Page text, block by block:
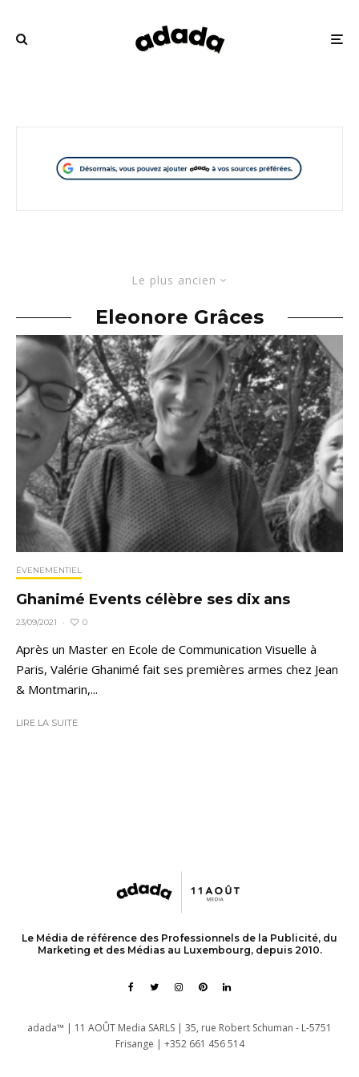
Le plus ancien
Eleonore Grâces
ÉVENEMENTIEL
Ghanimé Events célèbre ses dix ans
23/09/2021 · 0
Après un Master en Ecole de Communication Visuelle à
Paris, Valérie Ghanimé fait ses premières armes chez Jean
& Montmarin,...
LIRE LA SUITE
Le Média de référence des Professionnels de la Publicité, du
Marketing et des Médias au Luxembourg, depuis 2010.
adada™ | 11 AOÛT Media SARLS | 35, rue Robert Schuman - L-5751
Frisange | +352 661 456 514